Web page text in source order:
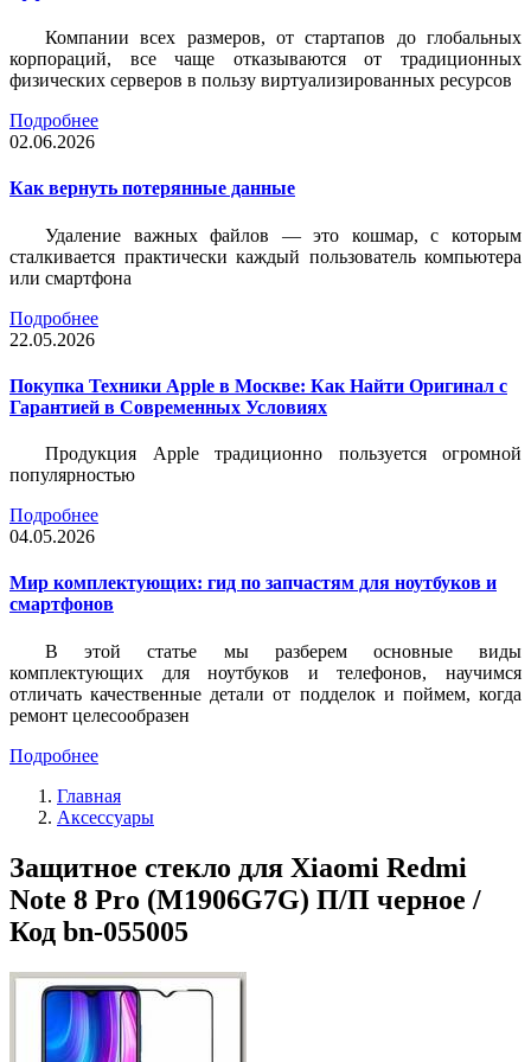
Компании всех размеров, от стартапов до глобальных
корпораций, все чаще отказываются от традиционных
физических серверов в пользу виртуализированных ресурсов
Подробнее
02.06.2026
Как вернуть потерянные данные
Удаление важных файлов — это кошмар, с которым
сталкивается практически каждый пользователь компьютера
или смартфона
Подробнее
22.05.2026
Покупка Техники Apple в Москве: Как Найти Оригинал с
Гарантией в Современных Условиях
Продукция Apple традиционно пользуется огромной
популярностью
Подробнее
04.05.2026
Мир комплектующих: гид по запчастям для ноутбуков и
смартфонов
В этой статье мы разберем основные виды
комплектующих для ноутбуков и телефонов, научимся
отличать качественные детали от подделок и поймем, когда
ремонт целесообразен
Подробнее
Главная
Аксессуары
Защитное стекло для Xiaomi Redmi
Note 8 Pro (M1906G7G) П/П черное /
Код bn-055005